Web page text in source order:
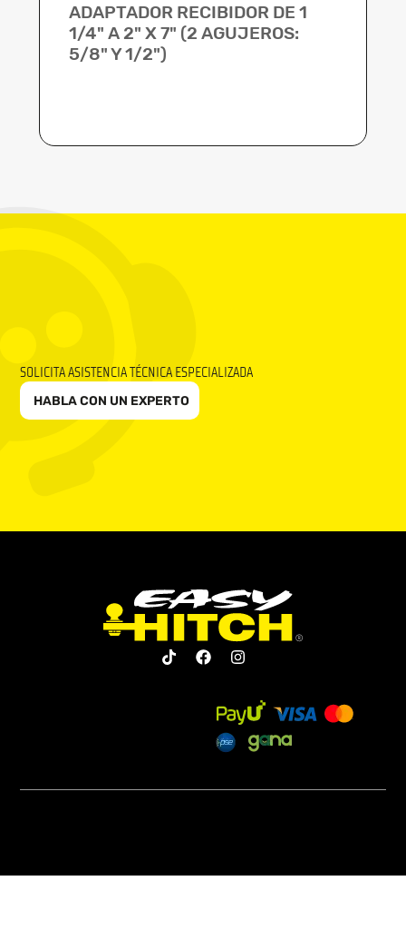
ADAPTADOR RECIBIDOR DE 1
1/4" A 2" X 7" (2 AGUJEROS:
5/8" Y 1/2")
SOLICITA ASISTENCIA TÉCNICA ESPECIALIZADA
HABLA CON UN EXPERTO